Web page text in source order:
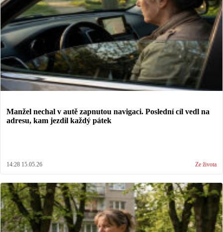
Manžel nechal v autě zapnutou navigaci. Poslední cíl vedl na
adresu, kam jezdil každý pátek
14:28 15.05.26 Ze života